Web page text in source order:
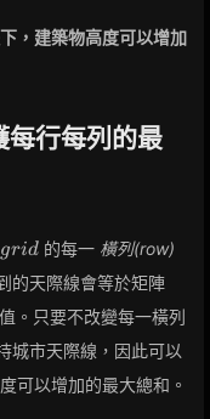
，建築物高度可以增加
行每列的最
grid
grid 的每一 橫列(row)
的天際線會等於矩陣
。只要不改變每一橫列
城市天際線，因此可以
可以增加的最大總和。